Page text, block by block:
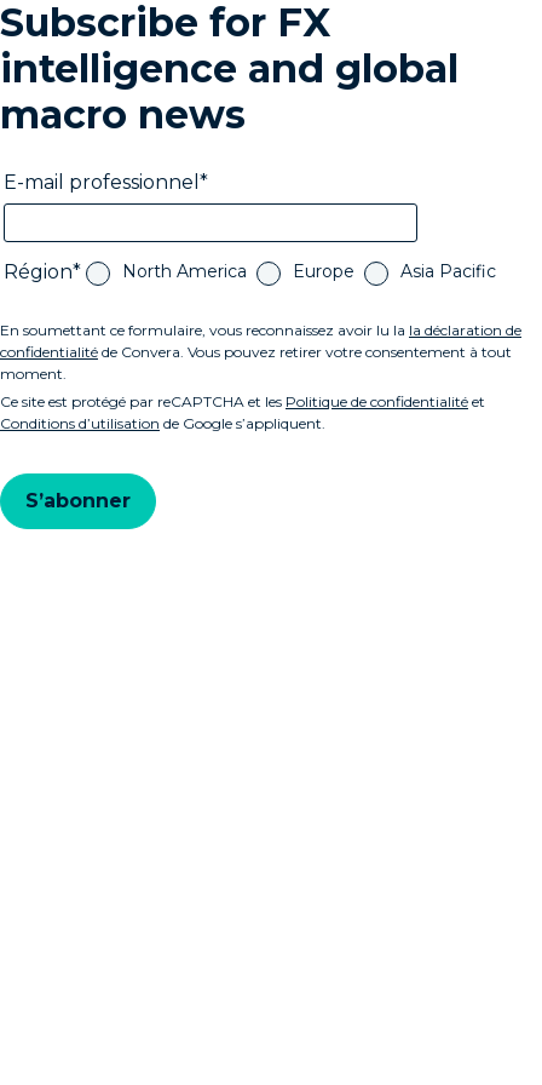
Subscribe for FX
intelligence and global
macro news
E-mail professionnel
Région North America Europe Asia Pacific
En soumettant ce formulaire, vous reconnaissez avoir lu la la déclaration de
confidentialité de Convera. Vous pouvez retirer votre consentement à tout
moment.
Ce site est protégé par reCAPTCHA et les Politique de confidentialité et
Conditions d’utilisation de Google s’appliquent.